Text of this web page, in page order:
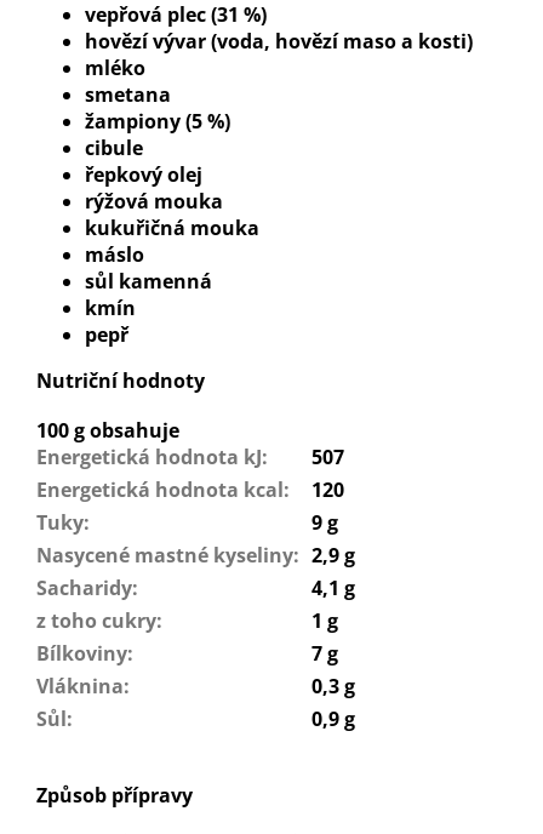
vepřová plec (31 %)
hovězí vývar (voda, hovězí maso a kosti)
mléko
smetana
žampiony (5 %)
cibule
řepkový olej
rýžová mouka
kukuřičná mouka
máslo
sůl kamenná
kmín
pepř
Nutriční hodnoty
100 g obsahuje
Energetická hodnota kJ:
507
Energetická hodnota kcal:
120
Tuky:
9 g
Nasycené mastné kyseliny: 2,9 g
Sacharidy:
4,1 g
z toho cukry:
1 g
Bílkoviny:
7 g
Vláknina:
0,3 g
Sůl: 0,9 g
Způsob přípravy